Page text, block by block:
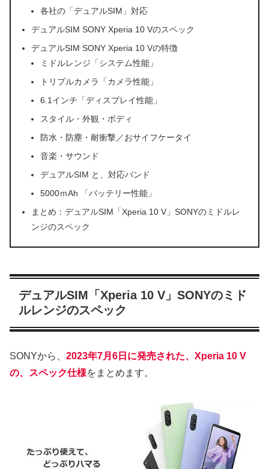
各社の「デュアルSIM」対応
デュアルSIM SONY Xperia 10 Vのスペック
デュアルSIM SONY Xperia 10 Vの特徴
ミドルレンジ「システム性能」
トリプルカメラ「カメラ性能」
6.1インチ「ディスプレイ性能」
スタイル・外観・ボディ
防水・防塵・耐衝撃／おサイフケータイ
音楽・サウンド
デュアルSIM と、対応バンド
5000ｍAh 「バッテリー性能」
まとめ：デュアルSIM「Xperia 10 V」SONYのミドルレ
ンジのスペック
デュアルSIM「Xperia 10 V」SONYのミド
ルレンジのスペック
SONYから、 2023年7月6日に発売された、Xperia 10 V
の、スペック仕様をまとめます。